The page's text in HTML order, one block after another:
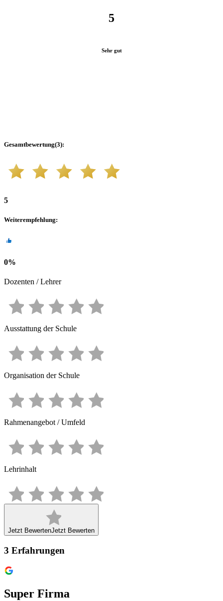
5
Sehr gut
Gesamtbewertung(3):
5
Weiterempfehlung:
0%
Dozenten / Lehrer
Ausstattung der Schule
Organisation der Schule
Rahmenangebot / Umfeld
Lehrinhalt
Jetzt BewertenJetzt Bewerten
3 Erfahrungen
Super Firma